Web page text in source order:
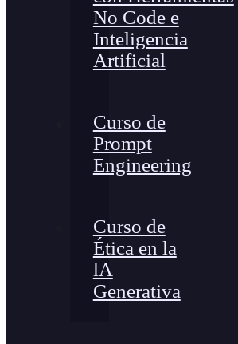
No Code e
Inteligencia
Artificial
Curso de
Prompt
Engineering
Curso de
Ética en la
lA
Generativa